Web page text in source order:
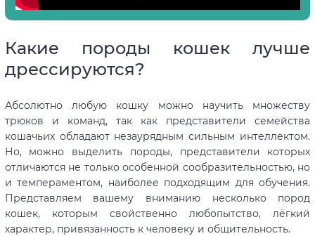
Какие породы кошек лучше
дрессируются?
Абсолютно любую кошку можно научить множеству
трюков и команд, так как представители семейства
кошачьих обладают незаурядным сильным интеллектом.
Но, можно выделить породы, представители которых
отличаются не только особенной сообразительностью, но
и темпераментом, наиболее подходящим для обучения.
Представляем вашему вниманию несколько пород
кошек, которым свойственно любопытство, лёгкий
характер, привязанность к человеку и общительность.